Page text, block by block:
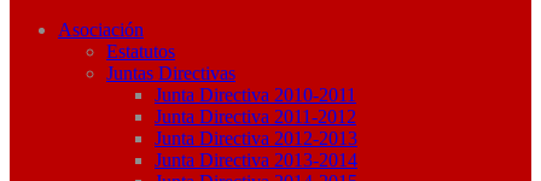
Asociación
Estatutos
Juntas Directivas
Junta Directiva 2010-2011
Junta Directiva 2011-2012
Junta Directiva 2012-2013
Junta Directiva 2013-2014